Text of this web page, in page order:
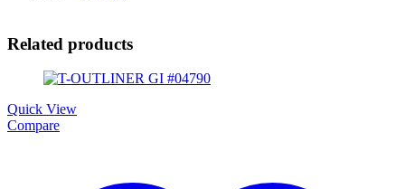
Related products
Quick View
Compare